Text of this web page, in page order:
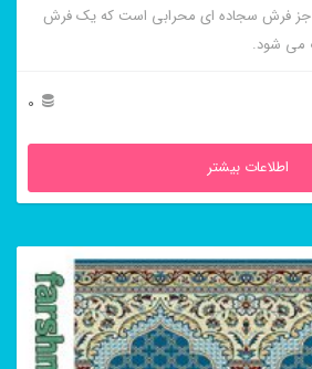
فرش سجاده ای محرابی است که یک فرش
می شود.
0
اطلاعات بیشتر